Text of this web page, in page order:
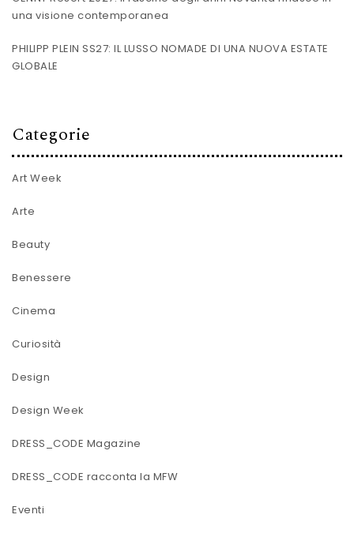
una visione contemporanea
PHILIPP PLEIN SS27: IL LUSSO NOMADE DI UNA NUOVA ESTATE
GLOBALE
Categorie
Art Week
Arte
Beauty
Benessere
Cinema
Curiosità
Design
Design Week
DRESS_CODE Magazine
DRESS_CODE racconta la MFW
Eventi